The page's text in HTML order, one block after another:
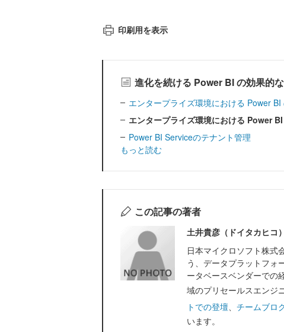
印刷用を表示
進化を続ける Power BI の効果的
エンタープライズ環境における Power
エンタープライズ環境における Power
Power BI Serviceのテナント管理
もっと読む
この記事の著者
土井貴彦（ドイタカヒコ）
日本マイクロソフト株式
う、データプラットフォ
ータベースベンダーでの
域のプリセールスエンジ
トでの登壇
チームブロ
います。